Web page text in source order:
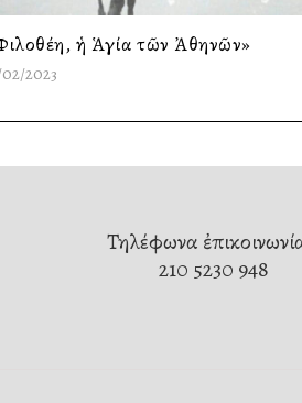
ἡ Ἁγία τῶν Ἀθηνῶν»
02/2023
Τηλέφωνα
210 5230 948